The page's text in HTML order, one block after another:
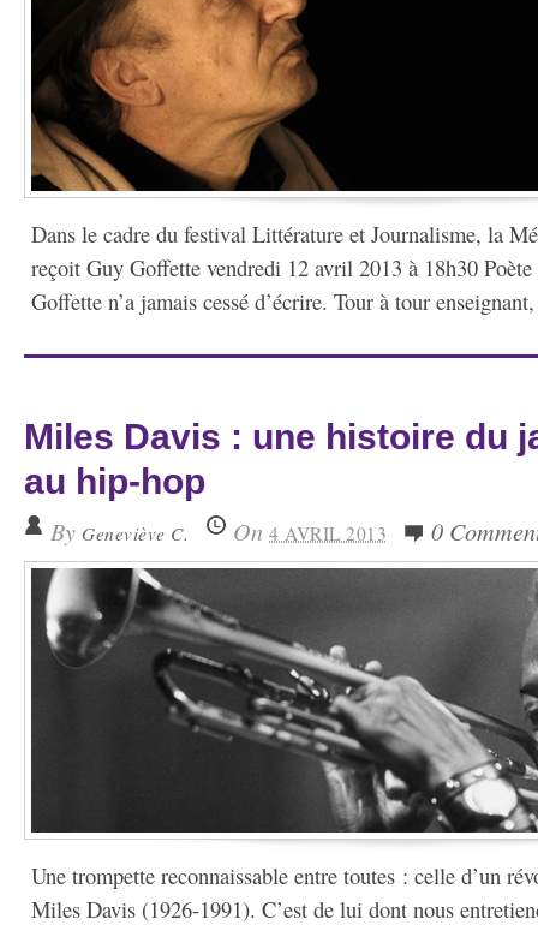
Dans le cadre du festival Littérature et Journalisme, la
reçoit Guy Goffette vendredi 12 avril 2013 à 18h30
Goffette n’a jamais cessé d’écrire. Tour à tour
Miles Davis : une histoire du
au hip-hop
By Geneviève C. On 4 AVRIL 2013 0
Une trompette reconnaissable entre toutes : celle d’un
Miles Davis (1926-1991). C’est de lui dont nous